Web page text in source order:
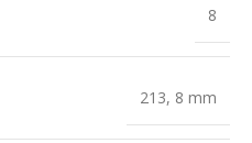
8
213, 8 mm